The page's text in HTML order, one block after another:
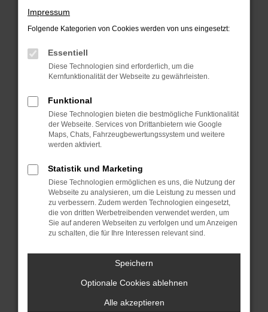
Fehler: Network Error
Beim Laden ist ein Fehler aufgetreten.
Hier sind ein paar Tipps, die dir helfen können:
Überprüfe deine Firewall und deine
Internetverbindung.
Laden andere Webseiten, zum Beispiel deine
Suchmaschine?
Manche Erweiterungen, wie Werbeblocker,
können das Laden bestimmter Seiten
verhindern. Funktioniert die Seite in einem
anderen Browser oder in einem privaten
Fenster?
Das kann manchmal helfen, vorübergehende
Probleme zu beheben.
Stelle sicher, dass dein Browser und dein
Betriebssystem auf dem neuesten Stand
Impressum
Folgende Kategorien von Cookies werden von uns eingesetzt:
Essentiell
Diese Technologien sind erforderlich, um die
Kernfunktionalität der Webseite zu gewährleisten.
Funktional
Diese Technologien bieten die bestmögliche Funktionalität
der Webseite. Services von Drittanbietern wie Google
Maps, Chats, Fahrzeugbewertungssystem und weitere
werden aktiviert.
Statistik und Marketing
Diese Technologien ermöglichen es uns, die Nutzung der
Webseite zu analysieren, um die Leistung zu messen und
zu verbessern. Zudem werden Technologien eingesetzt,
die von dritten Werbetreibenden verwendet werden, um
Sie auf anderen Webseiten zu verfolgen und um Anzeigen
zu schalten, die für Ihre Interessen relevant sind.
Speichern
Optionale Cookies ablehnen
Alle akzeptieren